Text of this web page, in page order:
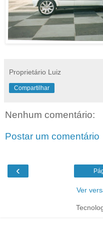
Proprietário Luiz
Compartilhar
Nenhum comentário:
Postar um comentário
‹
Ver